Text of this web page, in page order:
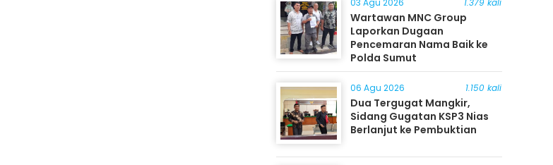
03 Agu 2026 1.379 kali
Wartawan MNC Group
Laporkan Dugaan
Pencemaran Nama Baik ke
Polda Sumut
06 Agu 2026 1.150 kali
Dua Tergugat Mangkir,
Sidang Gugatan KSP3 Nias
Berlanjut ke Pembuktian